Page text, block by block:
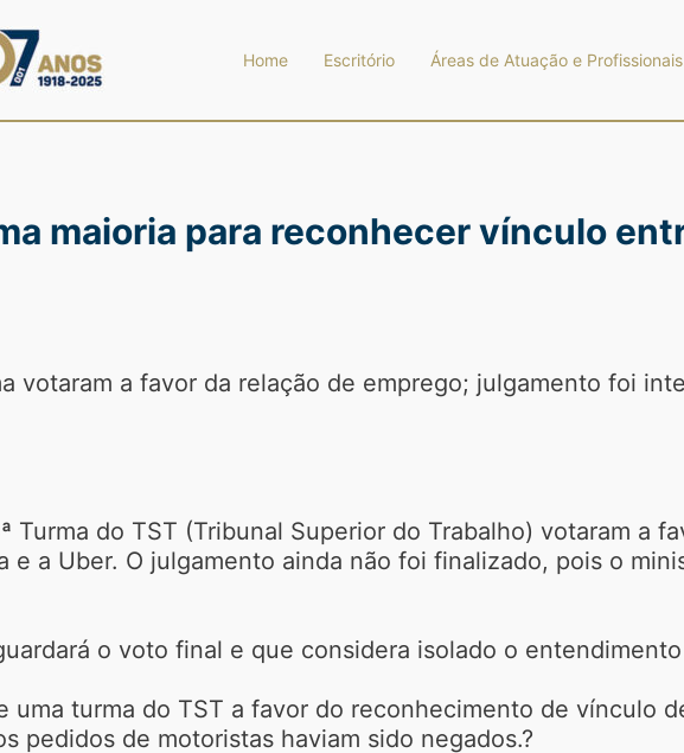
Home Escritório Áreas de Atuação e Profissionais
maioria para reconhecer vínculo
votaram a favor da relação de emprego; julgamento foi
Turma do TST (Tribunal Superior do Trabalho) votaram a
e a Uber. O julgamento ainda não foi finalizado, pois o
o voto final e que considera isolado o entendimento
uma turma do TST a favor do reconhecimento de vínculo
pedidos de motoristas haviam sido negados.?